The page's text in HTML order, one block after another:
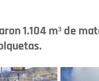
1.104 m³ de